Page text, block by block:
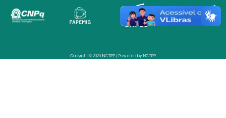
Copyright © 2026 INCTIPP | Powered by INCTIPP